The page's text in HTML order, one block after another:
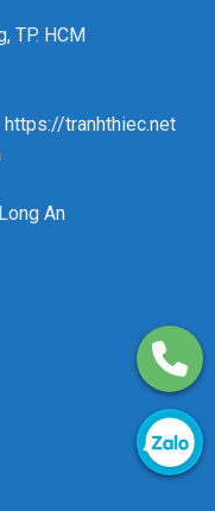
TP. HCM
https://tranhthiec.net
An